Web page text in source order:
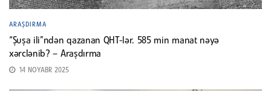
ARAŞDIRMA
“Şuşa ili”ndən qazanan QHT-lər. 585 min manat nəyə
xərclənib? – Araşdırma
14 NOYABR 2025